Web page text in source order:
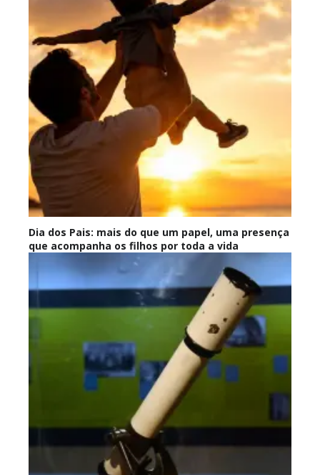
Dia dos Pais: mais do que um papel, uma presença
que acompanha os filhos por toda a vida